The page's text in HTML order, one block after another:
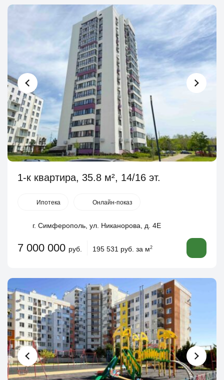
1-к квартира, 35.8 м², 14/16 эт.
Ипотека Онлайн-показ
г. Симферополь, ул. Никанорова, д. 4Е
7 000 000 руб. 195 531 руб. за м2